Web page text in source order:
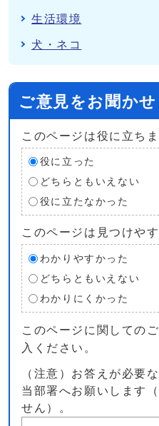
生活環境
犬・ネコ
ご意見をお聞か
このページは役に立ち
役に立った
どちらともいえない
役に立たなかった
このページは見つけや
わかりやすかった
どちらともいえない
わかりにくかった
このページに関しての
入ください。
（注意）お答えが必要
当部署へお願いします
せん）。